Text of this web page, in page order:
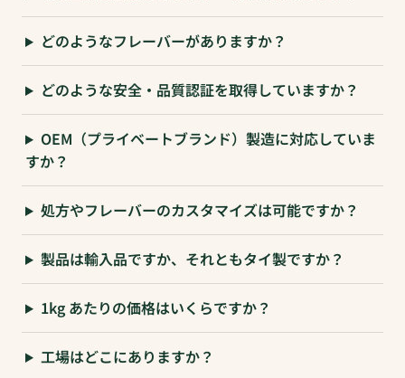
どのようなフレーバーがありますか？
どのような安全・品質認証を取得していますか？
OEM（プライベートブランド）製造に対応していま
すか？
処方やフレーバーのカスタマイズは可能ですか？
製品は輸入品ですか、それともタイ製ですか？
1kg あたりの価格はいくらですか？
工場はどこにありますか？